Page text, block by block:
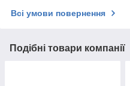
Всі умови повернення
Подібні товари компанії